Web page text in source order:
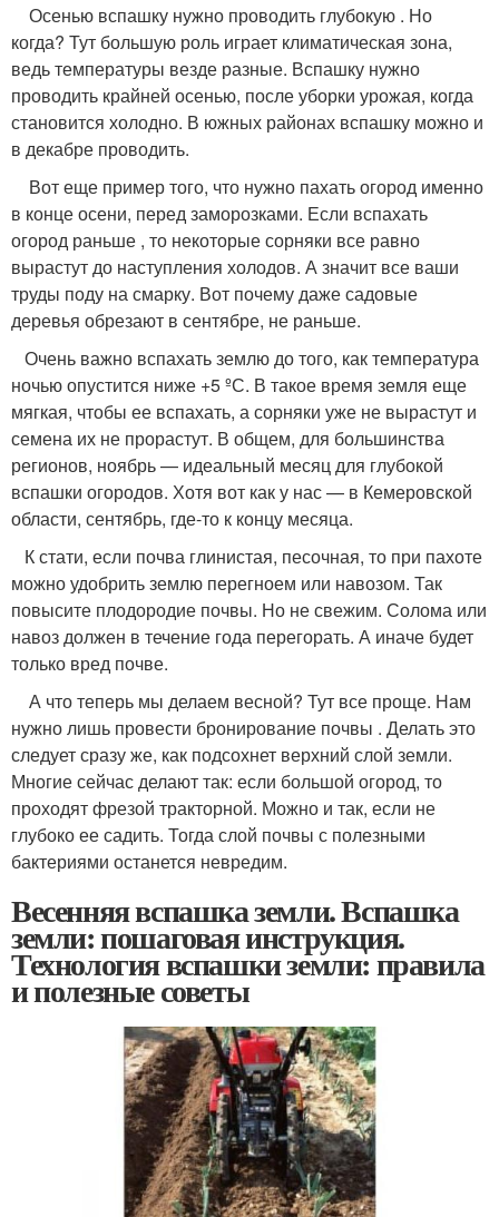
Осенью вспашку нужно проводить глубокую . Но
когда? Тут большую роль играет климатическая зона,
ведь температуры везде разные. Вспашку нужно
проводить крайней осенью, после уборки урожая, когда
становится холодно. В южных районах вспашку можно и
в декабре проводить.
Вот еще пример того, что нужно пахать огород именно
в конце осени, перед заморозками. Если вспахать
огород раньше , то некоторые сорняки все равно
вырастут до наступления холодов. А значит все ваши
труды поду на смарку. Вот почему даже садовые
деревья обрезают в сентябре, не раньше.
Очень важно вспахать землю до того, как температура
ночью опустится ниже +5 ºС. В такое время земля еще
мягкая, чтобы ее вспахать, а сорняки уже не вырастут и
семена их не прорастут. В общем, для большинства
регионов, ноябрь — идеальный месяц для глубокой
вспашки огородов. Хотя вот как у нас — в Кемеровской
области, сентябрь, где-то к концу месяца.
К стати, если почва глинистая, песочная, то при пахоте
можно удобрить землю перегноем или навозом. Так
повысите плодородие почвы. Но не свежим. Солома или
навоз должен в течение года перегорать. А иначе будет
только вред почве.
А что теперь мы делаем весной? Тут все проще. Нам
нужно лишь провести бронирование почвы . Делать это
следует сразу же, как подсохнет верхний слой земли.
Многие сейчас делают так: если большой огород, то
проходят фрезой тракторной. Можно и так, если не
глубоко ее садить. Тогда слой почвы с полезными
бактериями останется невредим.
Весенняя вспашка земли. Вспашка
земли: пошаговая инструкция.
Технология вспашки земли: правила
и полезные советы